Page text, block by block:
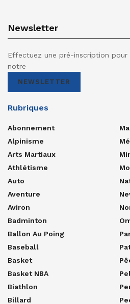
Newsletter
Effectuez une pré-inscription
notre
NEWSLETTER
Rubriques
Abonnement
Alpinisme
Arts Martiaux
Athlétisme
Auto
Aventure
Aviron
Badminton
Ballon Au Poing
Baseball
Basket
Basket NBA
Biathlon
Billard